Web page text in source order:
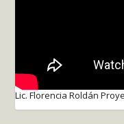
Lic. Florencia Roldán